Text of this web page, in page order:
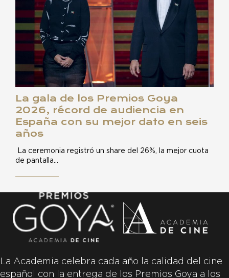
La gala de los Premios Goya
2026, récord de audiencia en
España con su mejor dato en seis
años
La ceremonia registró un share del 26%, la mejor cuota
de pantalla…
La Academia celebra cada año la calidad del cine
español con la entrega de los Premios Goya a los